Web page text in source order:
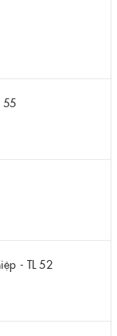
55
- TL 52